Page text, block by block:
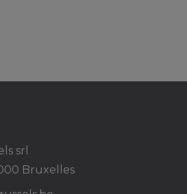
srl
Bruxelles